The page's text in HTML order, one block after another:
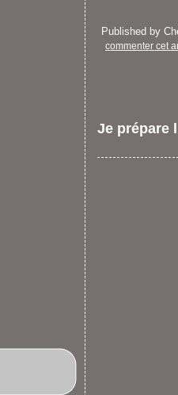
Published by
commenter cet
Je prépare